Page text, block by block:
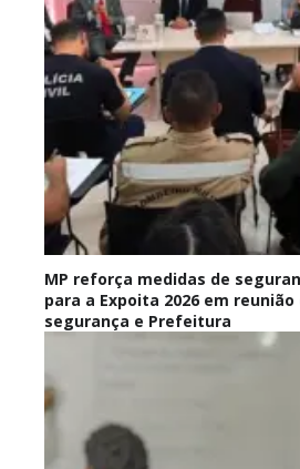
MP reforça medidas de
para a Expoita 2026 em
segurança e Prefeitura